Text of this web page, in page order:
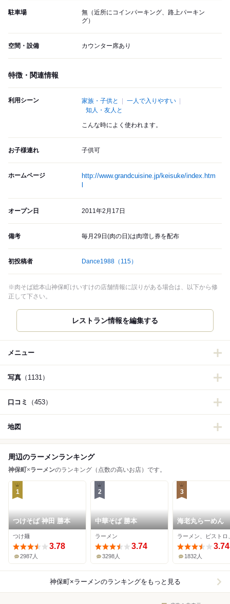
駐車場
無（近所にコインパーキング、路上パーキン
グ）
空間・設備 カウンター席あり
特徴・関連情報
利用シーン 家族・子供と
一人で入りやすい
知人・友人と
こんな時によく使われます。
お子様連れ 子供可
ホームページ
http://www.grandcuisine.jp/keisuke/index.htm
オープン日 2011年2月17日
備考 毎月29日(肉の日)は肉増し券を配布
初投稿者 Dance1988 （115）
※肉そば総本山神保町けいすけの店舗情報に誤りがある場合は、以下から修
正して下さい。
レストラン情報を編集する
メニュー
写真 （1131）
口コミ （453）
地図
周辺のラーメンランキング
神保町×ラーメンのランキング（点数の高いお店）です。
1
つけそば 神田 勝本
つけ麺
3.78
2987人
2
中華そば 勝本
ラーメン
3.74
3298人
3
海老丸らーめん
ラーメン、ビストロ
3.74
1832人
神保町×ラーメンのランキングをもっと見る